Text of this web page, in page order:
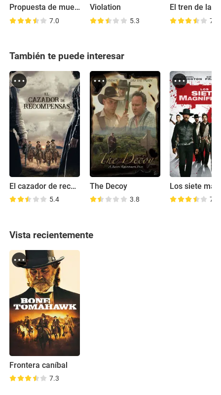
Propuesta de muerte
7.0
Violation
5.3 7.6
También te puede interesar
El cazador de recompensas
5.4
The Decoy
3.8 7.0
Vista recientemente
Frontera caníbal
7.3